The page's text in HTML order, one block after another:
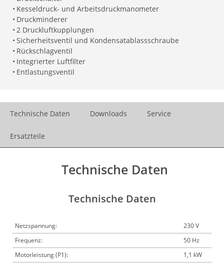
• Kesseldruck- und Arbeitsdruckmanometer
• Druckminderer
• 2 Druckluftkupplungen
• Sicherheitsventil und Kondensatablassschraube
• Rückschlagventil
• Integrierter Luftfilter
• Entlastungsventil
Technische Daten Downloads Service
Ersatzteile
Technische Daten
Technische Daten
Netzspannung:
230 V
Frequenz:
50 Hz
Motorleistung (P1):
1,1 kW